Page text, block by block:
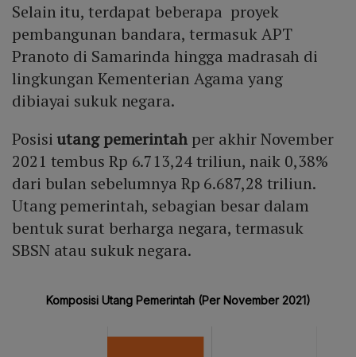
Selain itu, terdapat beberapa proyek
pembangunan bandara, termasuk APT
Pranoto di Samarinda hingga madrasah di
lingkungan Kementerian Agama yang
dibiayai sukuk negara.
Posisiutang pemerintahper akhir November
2021 tembus Rp 6.713,24 triliun, naik 0,38%
dari bulan sebelumnya Rp 6.687,28 triliun.
Utang pemerintah, sebagian besar dalam
bentuk surat berharga negara, termasuk
SBSN atau sukuk negara.